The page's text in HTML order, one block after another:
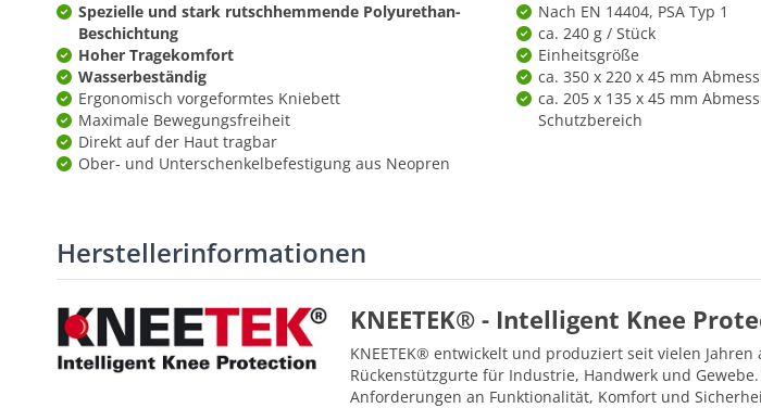
Spezielle und stark rutschhemmende Polyurethan-
Beschichtung
Hoher Tragekomfort
Wasserbeständig
Ergonomisch vorgeformtes Kniebett
Maximale Bewegungsfreiheit
Direkt auf der Haut tragbar
Ober- und Unterschenkelbefestigung aus Neopren
Nach EN 14404, PSA Typ 1
ca. 240 g / Stück
Einheitsgröße
ca. 350 x 220 x 45 mm
ca. 205 x 135 x 45 mm
Schutzbereich
Herstellerinformationen
KNEETEK® - Intelligent Knee
KNEETEK® entwickelt und produziert seit vielen
Rückenstützgurte für Industrie, Handwerk und
Anforderungen an Funktionalität, Komfort und